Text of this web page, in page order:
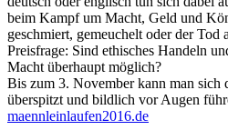
beim Kampf um Macht, Geld und
geschmiert, gemeuchelt oder der Tod
Preisfrage: Sind ethisches Handeln
Macht überhaupt möglich?
Bis zum 3. November kann man sich
überspitzt und bildlich vor Augen
maennleinlaufen2016.de